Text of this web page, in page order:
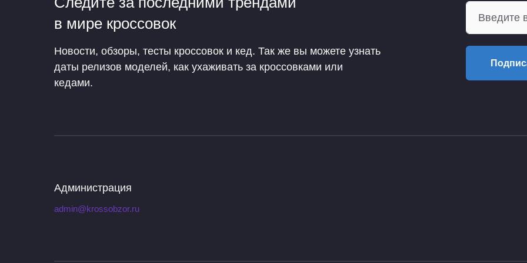
в мире кроссовок
Новости, обзоры, тесты кроссовок и кед. Так же вы можете узнать
даты релизов моделей, как ухаживать за кроссовками или
кедами.
Администрация
admin@krossobzor.ru